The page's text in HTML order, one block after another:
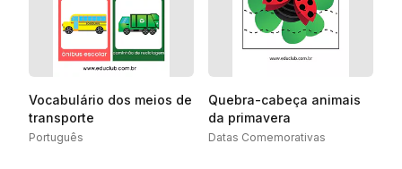
Vocabulário dos meios de
transporte
Português
Quebra-cabeça animais
da primavera
Datas Comemorativas